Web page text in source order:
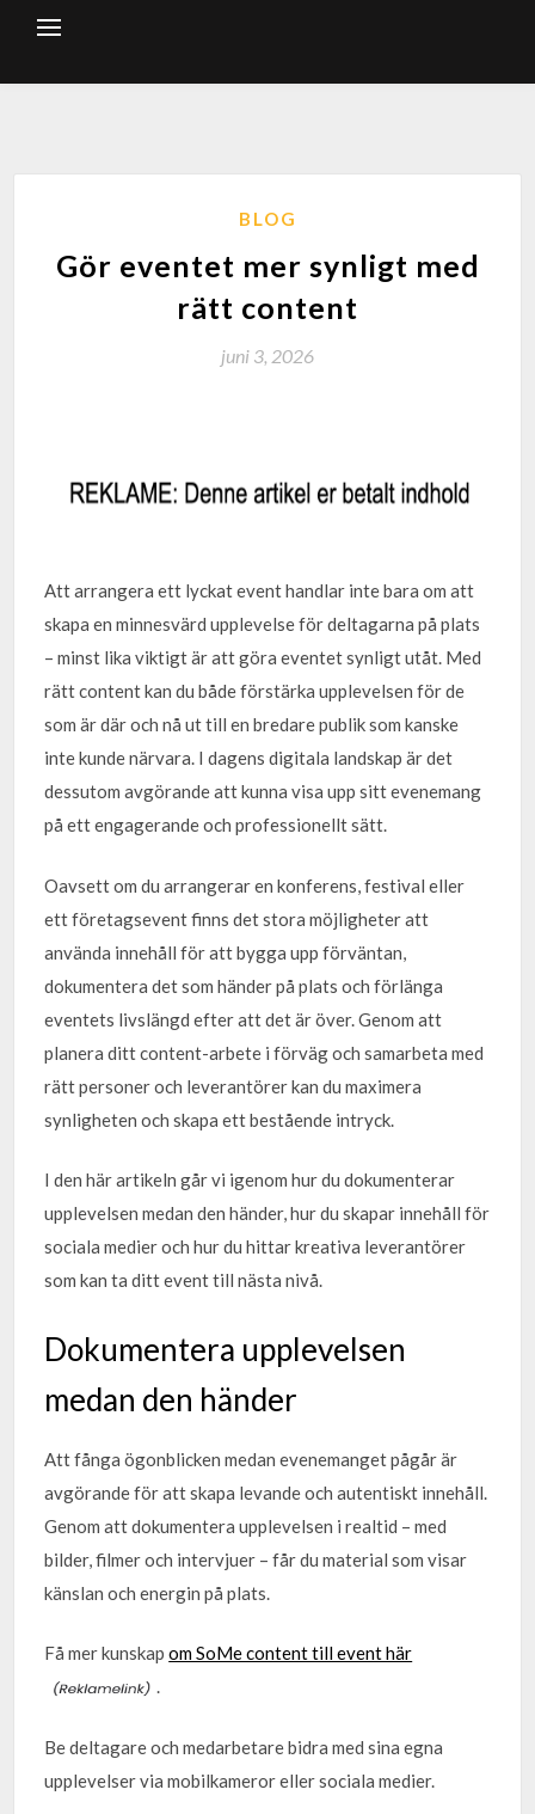
BLOG
Gör eventet mer synligt med
rätt content
juni 3, 2026
Att arrangera ett lyckat event handlar inte bara om att
skapa en minnesvärd upplevelse för deltagarna på plats
– minst lika viktigt är att göra eventet synligt utåt. Med
rätt content kan du både förstärka upplevelsen för de
som är där och nå ut till en bredare publik som kanske
inte kunde närvara. I dagens digitala landskap är det
dessutom avgörande att kunna visa upp sitt evenemang
på ett engagerande och professionellt sätt.
Oavsett om du arrangerar en konferens, festival eller
ett företagsevent finns det stora möjligheter att
använda innehåll för att bygga upp förväntan,
dokumentera det som händer på plats och förlänga
eventets livslängd efter att det är över. Genom att
planera ditt content-arbete i förväg och samarbeta med
rätt personer och leverantörer kan du maximera
synligheten och skapa ett bestående intryck.
I den här artikeln går vi igenom hur du dokumenterar
upplevelsen medan den händer, hur du skapar innehåll för
sociala medier och hur du hittar kreativa leverantörer
som kan ta ditt event till nästa nivå.
Dokumentera upplevelsen
medan den händer
Att fånga ögonblicken medan evenemanget pågår är
avgörande för att skapa levande och autentiskt innehåll.
Genom att dokumentera upplevelsen i realtid – med
bilder, filmer och intervjuer – får du material som visar
känslan och energin på plats.
Få mer kunskapom SoMe content till event här
.
Be deltagare och medarbetare bidra med sina egna
upplevelser via mobilkameror eller sociala medier.